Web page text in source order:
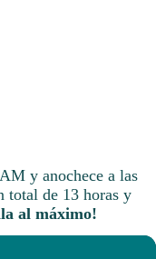
y anochece a las
total de 13 horas y
al máximo!